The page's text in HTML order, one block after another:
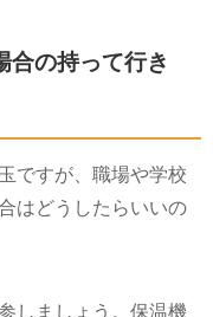
合の持って行き
ですが、職場や学校
はどうしたらいいの
しましょう。保温機